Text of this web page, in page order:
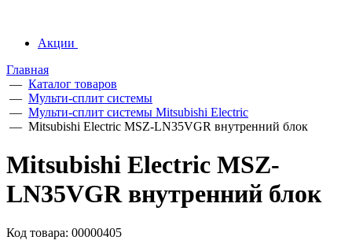
Акции
Главная
— Каталог товаров
— Мульти-сплит системы
— Мульти-сплит системы Mitsubishi Electric
— Mitsubishi Electric MSZ-LN35VGR внутренний блок
Mitsubishi Electric MSZ-
LN35VGR внутренний блок
Код товара: 00000405